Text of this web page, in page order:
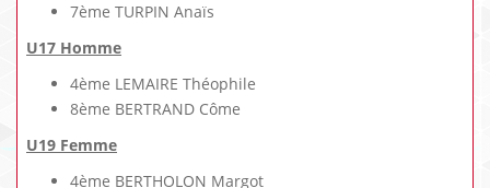
7ème TURPIN Anaïs
U17 Homme
4ème LEMAIRE Théophile
8ème BERTRAND Côme
U19 Femme
4ème BERTHOLON Margot